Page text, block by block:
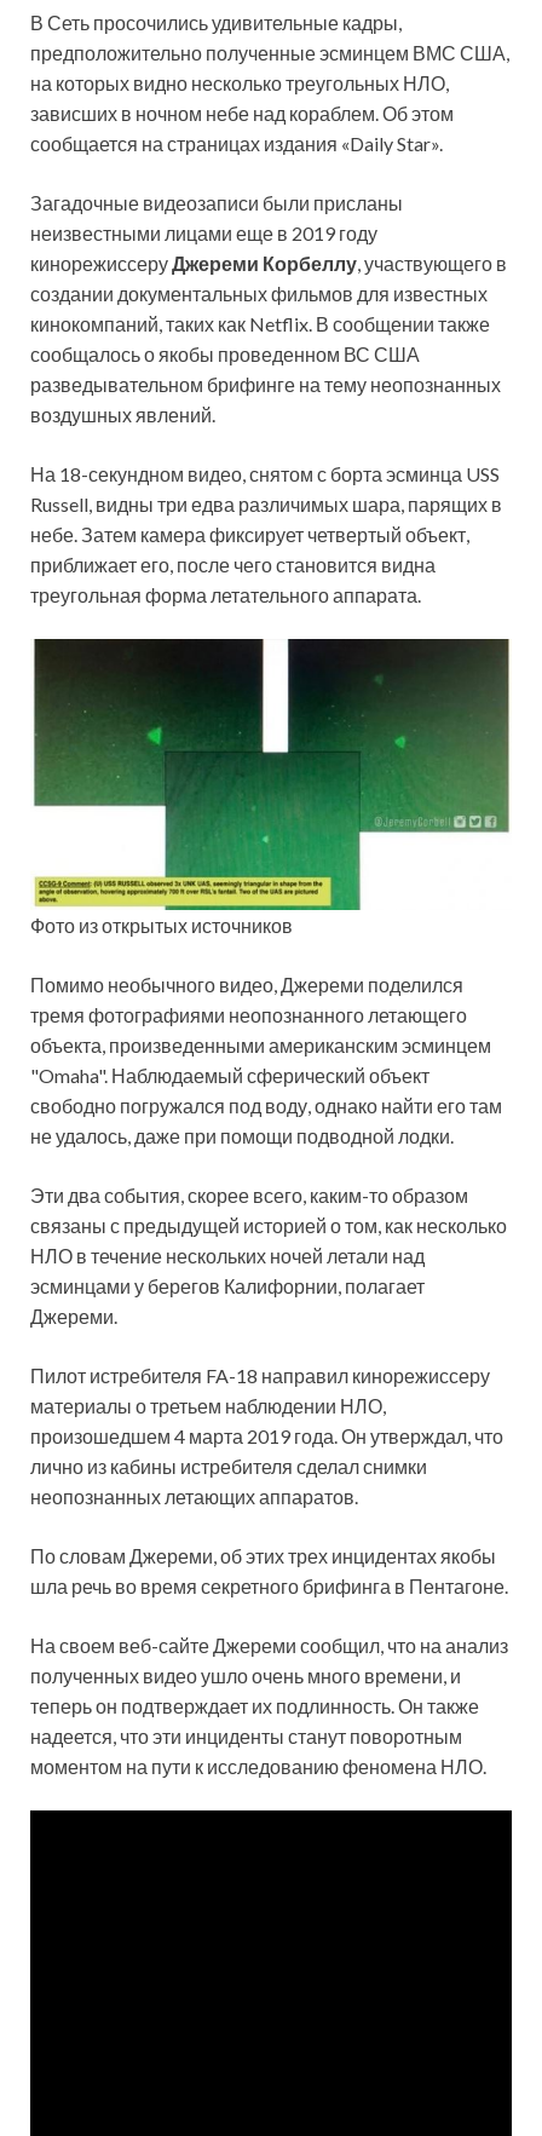
В Сеть просочились удивительные кадры,
предположительно полученные эсминцем ВМС США,
на которых видно несколько треугольных НЛО,
зависших в ночном небе над кораблем. Об этом
сообщается на страницах издания «Daily Star».
Загадочные видеозаписи были присланы
неизвестными лицами еще в 2019 году
кинорежиссеруДжереми Корбеллу, участвующего в
создании документальных фильмов для известных
кинокомпаний, таких как Netflix. В сообщении также
сообщалось о якобы проведенном ВС США
разведывательном брифинге на тему неопознанных
воздушных явлений.
На 18-секундном видео, снятом с борта эсминца USS
Russell, видны три едва различимых шара, парящих в
небе. Затем камера фиксирует четвертый объект,
приближает его, после чего становится видна
треугольная форма летательного аппарата.
Фото из открытых источников
Помимо необычного видео, Джереми поделился
тремя фотографиями неопознанного летающего
объекта, произведенными американским эсминцем
"Omaha". Наблюдаемый сферический объект
свободно погружался под воду, однако найти его там
не удалось, даже при помощи подводной лодки.
Эти два события, скорее всего, каким-то образом
связаны с предыдущей историей о том, как несколько
НЛО в течение нескольких ночей летали над
эсминцами у берегов Калифорнии, полагает
Джереми.
Пилот истребителя FA-18 направил кинорежиссеру
материалы о третьем наблюдении НЛО,
произошедшем 4 марта 2019 года. Он утверждал, что
лично из кабины истребителя сделал снимки
неопознанных летающих аппаратов.
По словам Джереми, об этих трех инцидентах якобы
шла речь во время секретного брифинга в Пентагоне.
На своем веб-сайте Джереми сообщил, что на анализ
полученных видео ушло очень много времени, и
теперь он подтверждает их подлинность. Он также
надеется, что эти инциденты станут поворотным
моментом на пути к исследованию феномена НЛО.